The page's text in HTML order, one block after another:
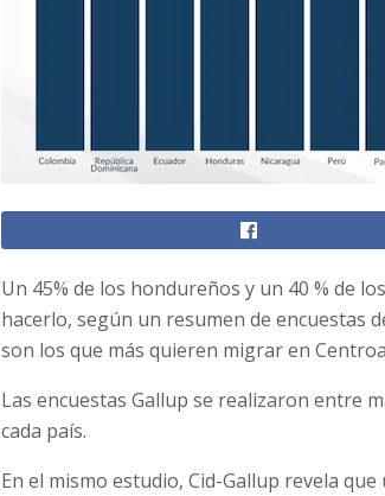
Un 45% de los hondureños y un 40 % de
hacerlo, según un resumen de encuestas
son los que más quieren migrar en
Las encuestas Gallup se realizaron entre
cada país.
En el mismo estudio, Cid-Gallup revela